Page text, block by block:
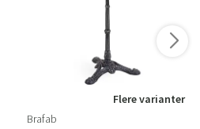
Flere varianter
Brafab